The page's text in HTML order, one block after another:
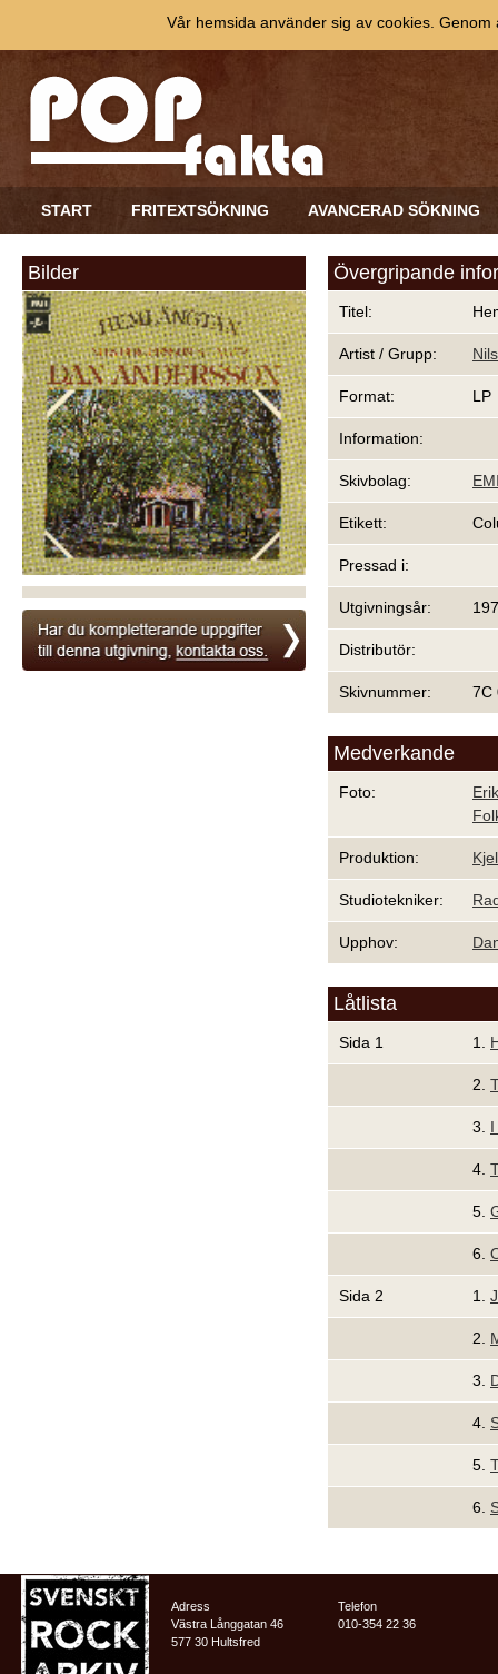
START FRITEXTSÖKNING AVANCERAD SÖKNING
Bilder Övergripande
Titel:
Artist / Grupp:
Format: LP
Information:
Skivbolag:
Etikett:
Pressad i:
Utgivningsår:
Distributör:
Skivnummer: 7C
Medverkande
Foto:
Produktion:
Studiotekniker:
Upphov:
Låtlista
Sida 1 1.
2.
3.
4.
5.
6.
Sida 2 1.
2.
3.
4.
5.
6.
Adress
Västra Långgatan 46
577 30 Hultsfred
Telefon
010-354 22 36
Vår hemsida använder sig av cookies.